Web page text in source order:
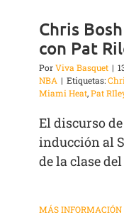
Chris
con Pat
PorViva Basquet |
NBA | Etiquetas:
Miami Heat,Pat
El discurso
inducción al
de la clase del
MÁS INFORMACIÓN